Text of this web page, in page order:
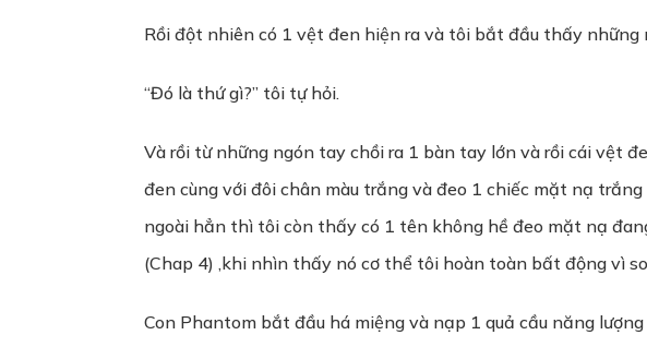
Rồi đột nhiên có 1 vệt đen hiện ra và tôi bắt đầu thấy
“Đó là thứ gì?” tôi tự hỏi.
Và rồi từ những ngón tay chồi ra 1 bàn tay lớn và rồi cái vệt
đen cùng với đôi chân màu trắng và đeo 1 chiếc mặt nạ
ngoài hẳn thì tôi còn thấy có 1 tên không hề đeo mặt nạ
(Chap 4) ,khi nhìn thấy nó cơ thể tôi hoàn toàn bất động vì
Con Phantom bắt đầu há miệng và nạp 1 quả cầu năng